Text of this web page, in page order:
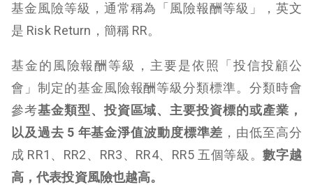
基金風險等級，通常稱為「風險報酬等級」，英文
是 Risk Return，簡稱 RR。
基金的風險報酬等級，主要是依照「投信投顧公
會」制定的基金風險報酬等級分類標準。分類時會
參考基金類型、投資區域、主要投資標的或產業，
以及過去 5 年基金淨值波動度標準差 ，由低至高分
成 RR1、RR2、RR3、RR4、RR5 五個等級。數字越
高，代表投資風險也越高。